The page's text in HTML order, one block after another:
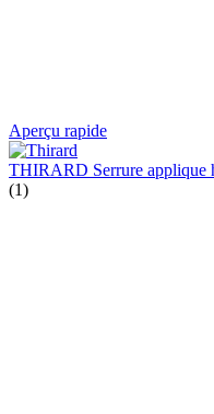
Aperçu rapide
THIRARD Serrure applique
(1)